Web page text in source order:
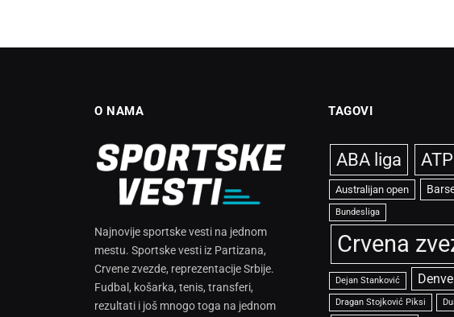
O NAMA
Najnovije sportske vesti na jednom
mestu. Sportske vesti iz Partizana,
Crvene zvezde, reprezentacije Srbije.
Fudbal, košarka, tenis, transferi,
rezultati i još mnogo toga na jednom
TAGOVI
ABA liga ATP
Australijan open
Bundesliga
Crvena
Dejan Stanković
Dragan Stojković Piksi